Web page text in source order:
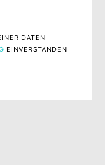
DATEN
EINVERSTANDEN